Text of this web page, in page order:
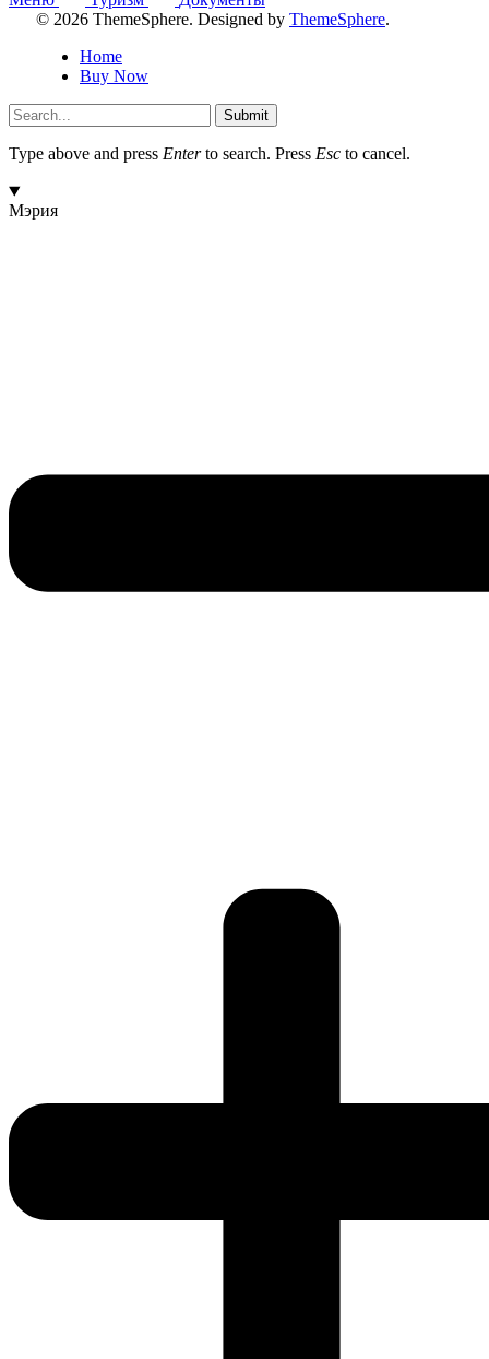
© 2026 ThemeSphere. Designed by ThemeSphere.
Home
Buy Now
Submit
Type above and press Enterto search. Press Esc to cancel.
Мэрия